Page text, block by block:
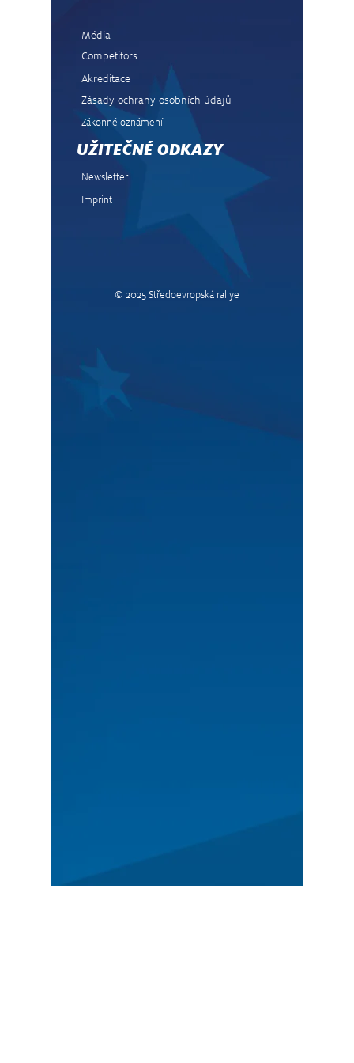
Média
Competitors
Akreditace
Zásady ochrany osobních údajů
Zákonné oznámení
UŽITEČNÉ ODKAZY
Newsletter
Imprint
© 2025 Středoevropská rallye